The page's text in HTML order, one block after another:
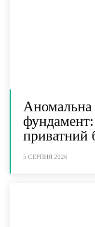
Аномальна
приватний
5 СЕРПНЯ 2026